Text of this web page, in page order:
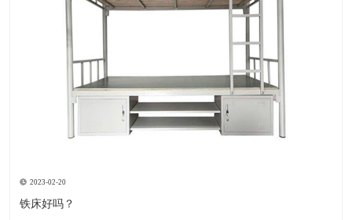
2023-02-20
铁床好吗？